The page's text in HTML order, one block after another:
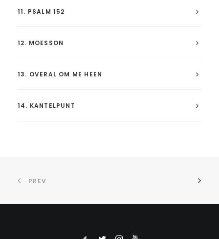
11. PSALM 152
12. MOESSON
13. OVERAL OM ME HEEN
14. KANTELPUNT
PREV